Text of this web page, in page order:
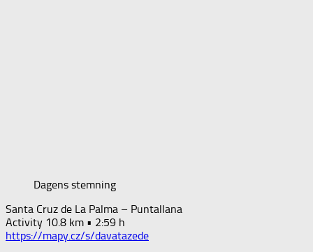
Dagens stemning
Santa Cruz de La Palma – Puntallana
Activity 10.8 km • 2:59 h
https://mapy.cz/s/davatazede